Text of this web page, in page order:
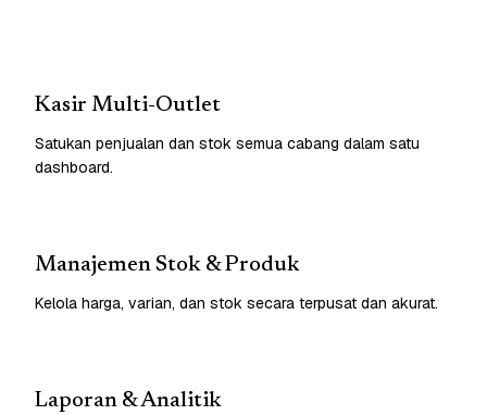
Kasir Multi-Outlet
Satukan penjualan dan stok semua cabang dalam satu
dashboard.
Manajemen Stok & Produk
Kelola harga, varian, dan stok secara terpusat dan akurat.
Laporan & Analitik